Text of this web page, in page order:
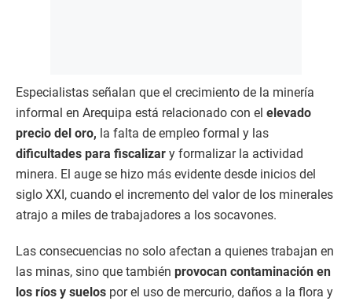
Especialistas señalan que el crecimiento de la minería
informal en Arequipa está relacionado con el elevado
precio del oro, la falta de empleo formal y las
dificultades para fiscalizar y formalizar la actividad
minera. El auge se hizo más evidente desde inicios del
siglo XXI, cuando el incremento del valor de los minerales
atrajo a miles de trabajadores a los socavones.
Las consecuencias no solo afectan a quienes trabajan en
las minas, sino que también provocan contaminación en
los ríos y suelos por el uso de mercurio, daños a la flora y